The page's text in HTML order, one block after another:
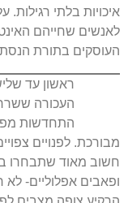
איכויות בלתי רגילות.
לאנשים שחייהם
העוסקים בתורת
ראשון עד
העכורה
התחדשות
מבורכת. לפנויים
חשוב מאוד שתבחרו
ופאבים אפלוליים-